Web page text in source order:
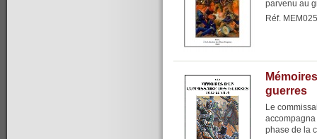
parvenu au
Réf. MEM025
guerres
Le
phase de la